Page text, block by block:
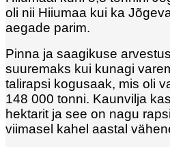
oli nii Hiiumaa kui ka
aegade parim.
Pinna ja saagikuse
suuremaks kui kunagi
talirapsi kogusaak, mis oli
148 000 tonni. Kaunvilja
hektarit ja see on nagu
viimasel kahel aastal